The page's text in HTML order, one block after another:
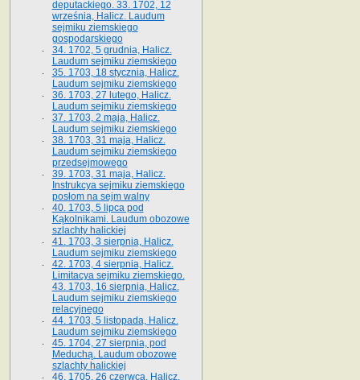
deputackiego. 33. 1702, 12
września, Halicz. Laudum
sejmiku ziemskiego
gospodarskiego
34. 1702, 5 grudnia, Halicz.
Laudum sejmiku ziemskiego
35. 1703, 18 stycznia, Halicz.
Laudum sejmiku ziemskiego
36. 1703, 27 lutego, Halicz.
Laudum sejmiku ziemskiego
37. 1703, 2 maja, Halicz.
Laudum sejmiku ziemskiego
38. 1703, 31 maja, Halicz.
Laudum sejmiku ziemskiego
przedsejmowego
39. 1703, 31 maja, Halicz.
Instrukcya sejmiku ziemskiego
posłom na sejm walny
40. 1703, 5 lipca pod
Kąkolnikami. Laudum obozowe
szlachty halickiej
41­. 1703, 3 sierpnia, Halicz.
Laudum sejmiku ziemskiego
42. 1703, 4 sierpnia, Halicz.
Limitacya sejmiku ziemskiego.
43. 1703, 16 sierpnia, Halicz.
Laudum sejmiku ziemskiego
relacyjnego
44. 1703, 5 listopada, Halicz.
Laudum sejmiku ziemskiego
45. 1704, 27 sierpnia, pod
Meduchą. Laudum obozowe
szlachty halickiej
46. 1705, 26 czerwca, Halicz.